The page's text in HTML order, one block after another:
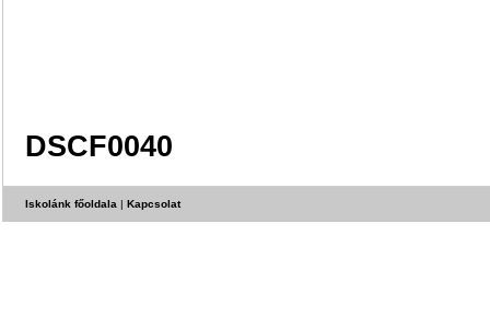
DSCF0040
Iskolánk főoldala | Kapcsolat